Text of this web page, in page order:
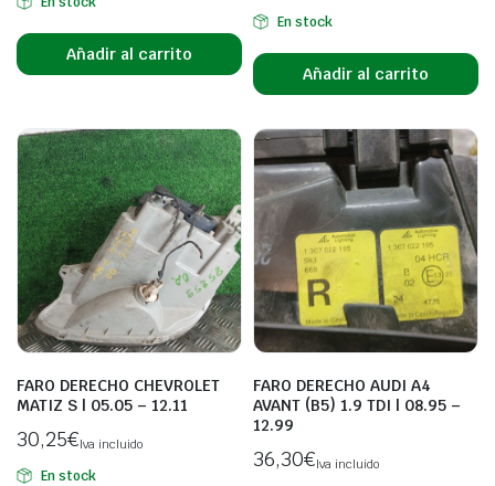
Añadir al carrito
En stock
Añadir al carrito
FARO DERECHO CHEVROLET
MATIZ S | 05.05 – 12.11
30,25€Iva incluido
En stock
FARO DERECHO AUDI A4
AVANT (B5) 1.9 TDI | 08.95 –
12.99
36,30€Iva incluido